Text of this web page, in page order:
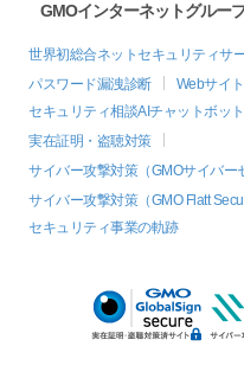
GMOインターネットグルー
世界初総合ネットセキュリティサ
パスワード漏洩診断
Webサイ
セキュリティ相談AIチャットボット
実在証明・盗聴対策
サイバー攻撃対策（GMOサイバー
サイバー攻撃対策（GMO Flatt
セキュリティ事業の軌跡